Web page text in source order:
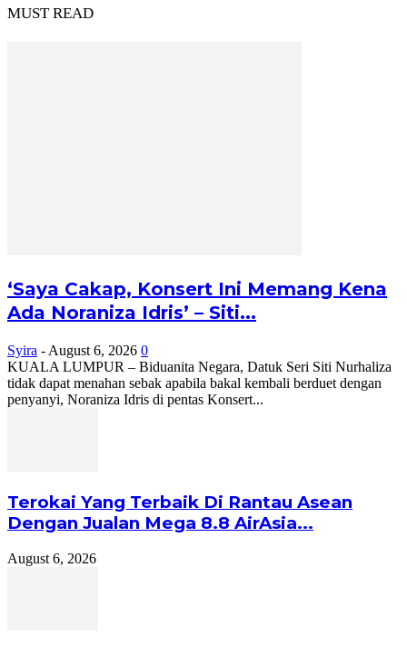
MUST READ
‘Saya Cakap, Konsert Ini Memang Kena
Ada Noraniza Idris’ – Siti...
Syira - August 6, 2026 0
KUALA LUMPUR – Biduanita Negara, Datuk Seri Siti Nurhaliza
tidak dapat menahan sebak apabila bakal kembali berduet dengan
penyanyi, Noraniza Idris di pentas Konsert...
Terokai Yang Terbaik Di Rantau Asean
Dengan Jualan Mega 8.8 AirAsia...
August 6, 2026